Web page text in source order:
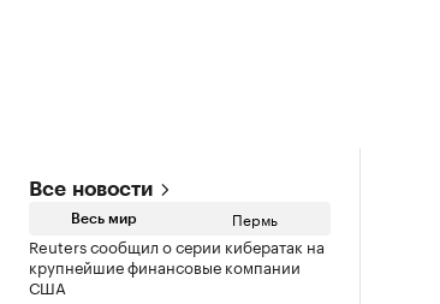
Все новости
Весь мир Пермь
Reuters сообщил о серии кибератак на
крупнейшие финансовые компании
США